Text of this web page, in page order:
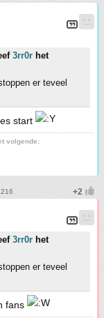
3rr0r het
er teveel
start
volgende:
3rr0r het
er teveel
fans